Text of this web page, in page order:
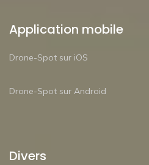
Application mobile
Drone-Spot sur iOS
Drone-Spot sur Android
Divers